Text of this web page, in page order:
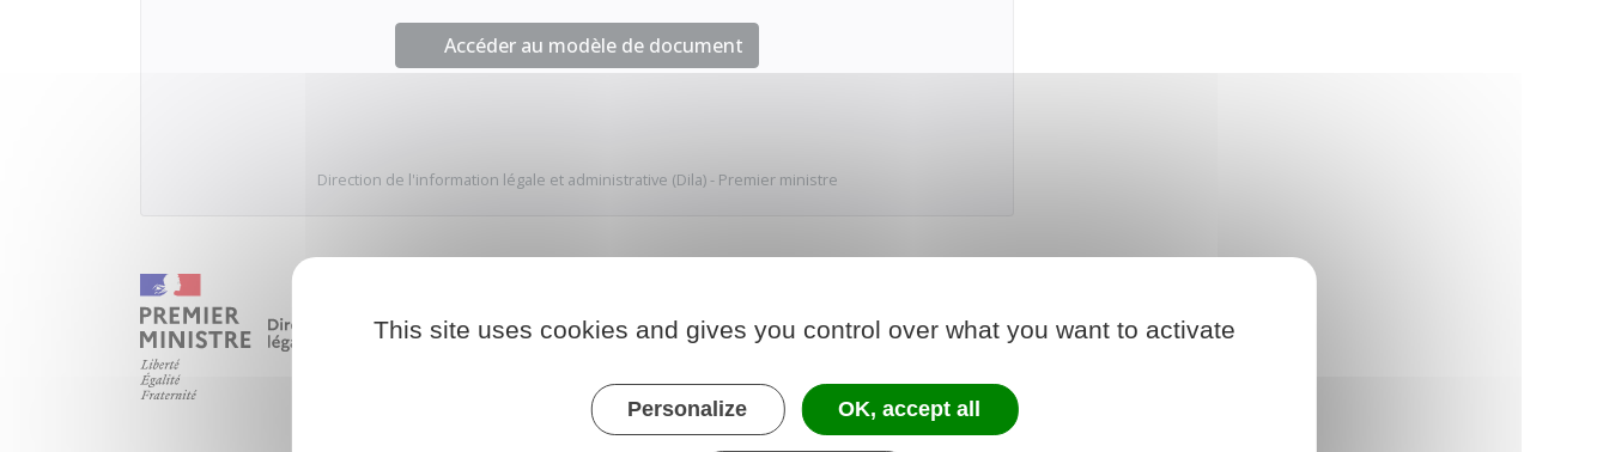
Accéder au modèle de document
Direction de l'information légale et administrative (Dila) - Premier ministre
This site uses cookies and gives you control over what you want to activate
Personalize OK, accept all